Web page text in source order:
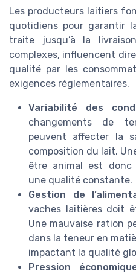
Les producteurs laitiers
quotidiens pour garantir
traite jusqu’à la
complexes, influencent
qualité par les
exigences réglementaires.
Variabilité des
changements de
peuvent affecter la
composition du lait.
être animal est donc
une qualité constante.
Gestion de
vaches laitières doit
Une mauvaise ration
dans la teneur en
impactant la qualité
Pression